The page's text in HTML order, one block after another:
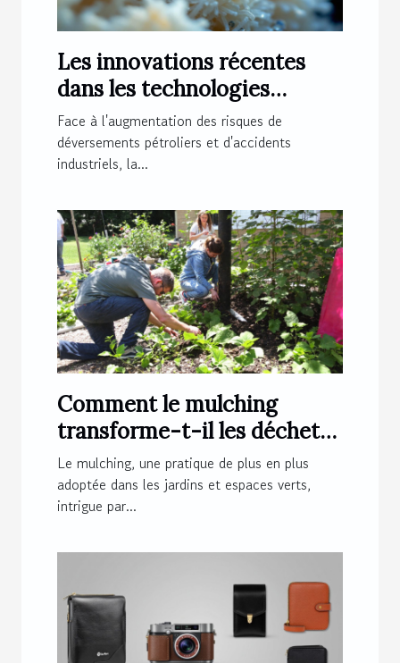
Les innovations récentes
dans les technologies
d'absorbant hydrocarbures
Face à l'augmentation des risques de
déversements pétroliers et d'accidents
industriels, la...
Comment le mulching
transforme-t-il les déchets
en nutriments ?
Le mulching, une pratique de plus en plus
adoptée dans les jardins et espaces verts,
intrigue par...